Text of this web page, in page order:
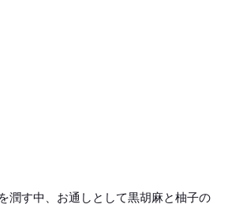
潤す中、お通しとして黒胡麻と柚子の